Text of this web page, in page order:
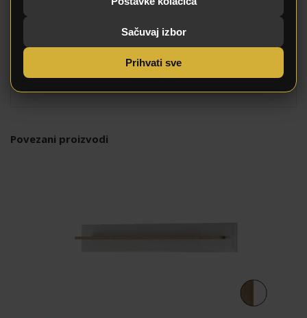
Povezani proizvodi
Sačuvaj izbor
Prihvati sve